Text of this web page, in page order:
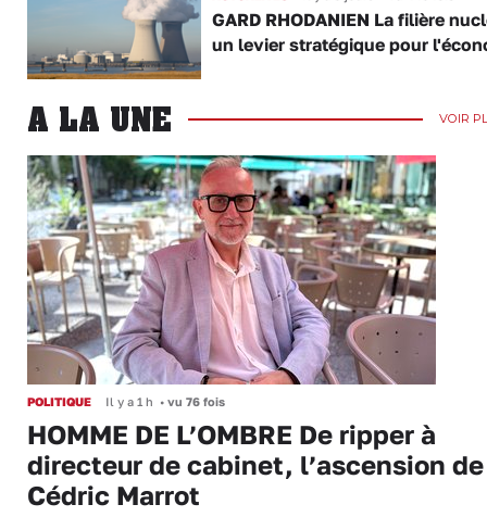
GARD RHODANIEN La filière
un levier stratégique pour
A LA UNE VOIR
POLITIQUE Il y a 1 h • vu 76 fois
HOMME DE L’OMBRE De ripper à
directeur de cabinet, l’ascension de
Cédric Marrot